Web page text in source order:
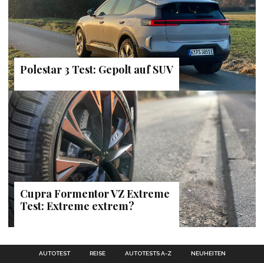
Polestar 3 Test: Gepolt auf SUV
Cupra Formentor VZ Extreme
Test: Extreme extrem?
AUTOTEST REISE AUTOTESTS A-Z NEUHEITEN